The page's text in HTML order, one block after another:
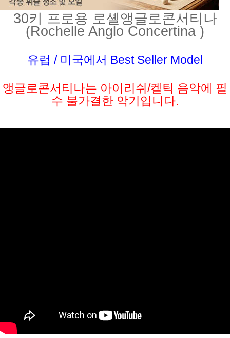
30키 프로용 로셸앵글로콘서티나
(Rochelle Anglo Concertina )
유럽 / 미국에서 Best Seller Model
앵글로콘서티나는 아이리쉬/켈틱 음악에 필
수 불가결한 악기입니다.